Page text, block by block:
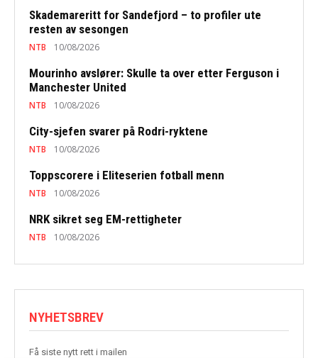
Skademareritt for Sandefjord – to profiler ute
resten av sesongen
NTB 10/08/2026
Mourinho avslører: Skulle ta over etter Ferguson i
Manchester United
NTB 10/08/2026
City-sjefen svarer på Rodri-ryktene
NTB 10/08/2026
Toppscorere i Eliteserien fotball menn
NTB 10/08/2026
NRK sikret seg EM-rettigheter
NTB 10/08/2026
NYHETSBREV
Få siste nytt rett i mailen